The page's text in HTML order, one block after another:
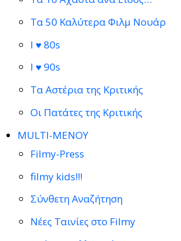
Τα 50 Καλύτερα Φιλμ Νουάρ
I ♥ 80s
I ♥ 90s
Τα Αστέρια της Κριτικής
Οι Πατάτες της Κριτικής
MULTI-ΜΕΝΟΥ
Filmy-Press
filmy kids!!!
Σύνθετη Αναζήτηση
Νέες Ταινίες στο Filmy